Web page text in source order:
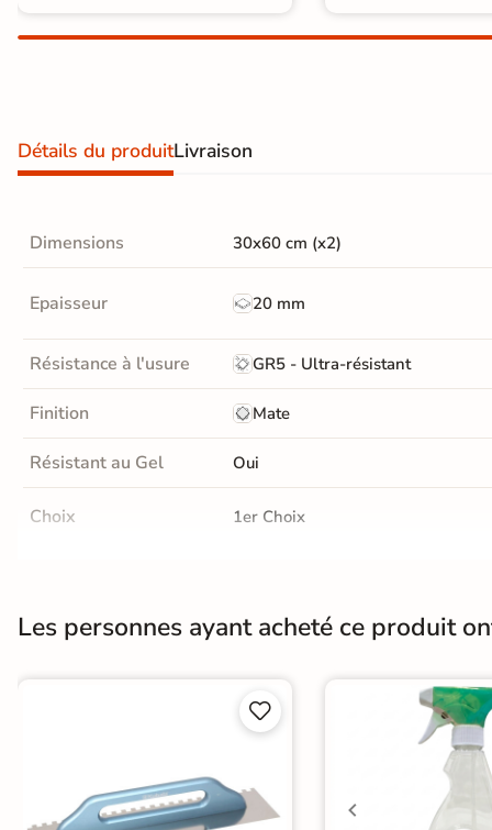
grand format
formats
semi-poli
Carrelage brillant
Échantillons gratuits
EXPRESS
vous sous 5
jours
Détails du produitLivraison
Dimensions 30x60 cm (x2)
Epaisseur 20 mm
Résistance à l'usure GR5 - Ultra-résistant
Finition Mate
Résistant au Gel Oui
Choix 1er Choix
Les personnes ayant acheté ce produit

